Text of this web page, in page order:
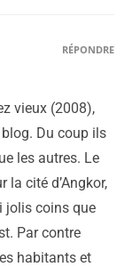
vieux (2008),
blog. Du coup ils
les autres. Le
la cité d’Angkor,
jolis coins que
Par contre
habitants et
RÉPONDRE